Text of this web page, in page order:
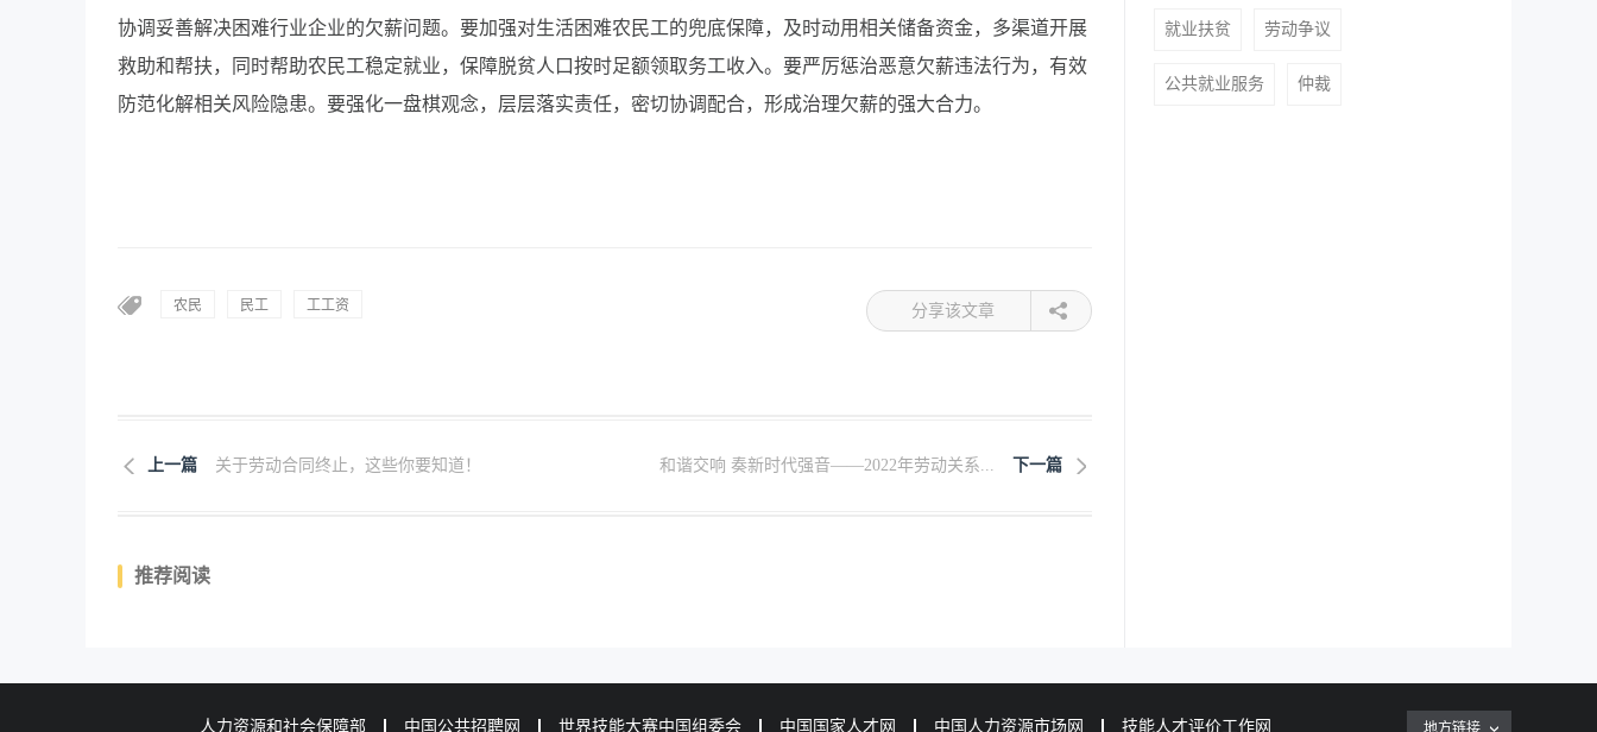
协调妥善解决困难行业企业的欠薪问题。要加强对生活困难农民工的兜底保障，及时动用相关储备资金，多渠道开展
救助和帮扶，同时帮助农民工稳定就业，保障脱贫人口按时足额领取务工收入。要严厉惩治恶意欠薪违法行为，有效
防范化解相关风险隐患。要强化一盘棋观念，层层落实责任，密切协调配合，形成治理欠薪的强大合力。
农民 民工 工工资 分享该文章
上一篇 关于劳动合同终止，这些你要知道！ 下一篇
和谐交响 奏新时代强音——2022年劳动关系...
推荐阅读
就业扶贫 劳动争议
公共就业服务 仲裁
人力资源和社会保障部 中国公共招聘网 世界技能大赛中国组委会 中国国家人才网 中国人力资源市场网 技能人才评价工作网 地方链接